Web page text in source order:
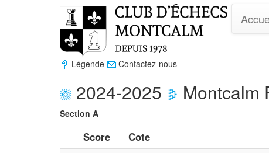
Légende Contactez-nous
2024-2025 Montcalm
Section A
Score Cote